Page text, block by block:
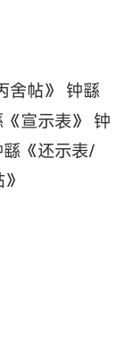
舍帖》 钟繇
宣示表》 钟
《还示表/